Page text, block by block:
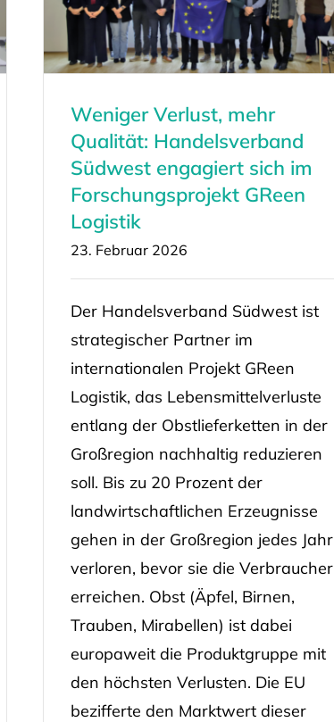
Weniger Verlust, mehr
Qualität: Handelsverband
Südwest engagiert sich im
Forschungsprojekt GReen
Logistik
23. Februar 2026
Der Handelsverband Südwest ist
strategischer Partner im
internationalen Projekt GReen
Logistik, das Lebensmittelverluste
entlang der Obstlieferketten in der
Großregion nachhaltig reduzieren
soll. Bis zu 20 Prozent der
landwirtschaftlichen Erzeugnisse
gehen in der Großregion jedes Jahr
verloren, bevor sie die Verbraucher
erreichen. Obst (Äpfel, Birnen,
Trauben, Mirabellen) ist dabei
europaweit die Produktgruppe mit
den höchsten Verlusten. Die EU
bezifferte den Marktwert dieser